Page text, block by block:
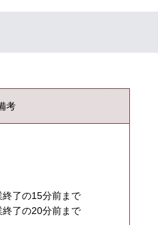
考
了の15分前まで
了の20分前まで